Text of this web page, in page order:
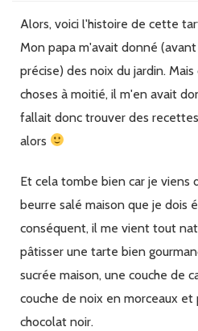
noix
et
chocolat
Alors, voici l'histoire de cette tarte ultra gourmande....
Mon papa m'avait donné
précise) des noix du jardin.
choses à moitié, il m'en avait
fallait donc trouver des
alors
Et cela tombe bien car je viens de réaliser du caramel au
beurre salé maison que je dois
conséquent, il me vient tout
pâtisser une tarte bien
sucrée maison, une couche de
couche de noix en morceaux et
chocolat noir.